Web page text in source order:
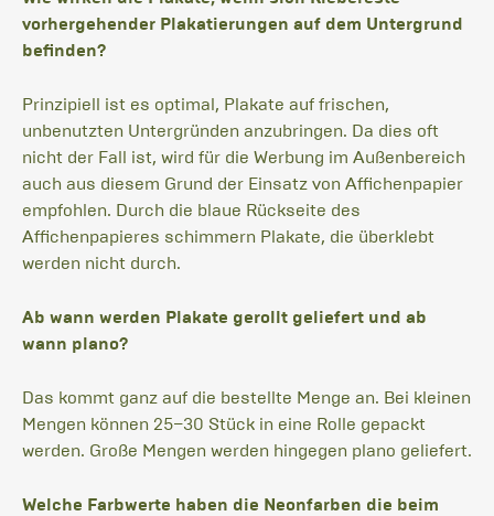
vorhergehender Plakatierungen auf dem Untergrund
befinden?
Prinzipiell ist es optimal, Plakate auf frischen,
unbenutzten Untergründen anzubringen. Da dies oft
nicht der Fall ist, wird für die Werbung im Außenbereich
auch aus diesem Grund der Einsatz von Affichenpapier
empfohlen. Durch die blaue Rückseite des
Affichenpapieres schimmern Plakate, die überklebt
werden nicht durch.
Ab wann werden Plakate gerollt geliefert und ab
wann plano?
Das kommt ganz auf die bestellte Menge an. Bei kleinen
Mengen können 25–30 Stück in eine Rolle gepackt
werden. Große Mengen werden hingegen plano geliefert.
Welche Farbwerte haben die Neonfarben die beim